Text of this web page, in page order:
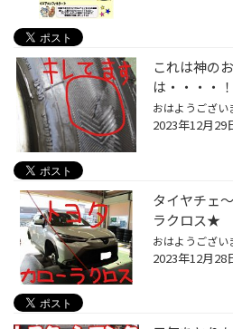
これは神の
は・・・・
2023年12月29
タイヤチェ
ラクロス★
2023年12月28